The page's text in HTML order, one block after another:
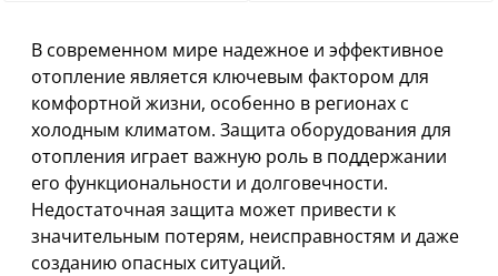
В современном мире надежное и эффективное
отопление является ключевым фактором для
комфортной жизни, особенно в регионах с
холодным климатом. Защита оборудования для
отопления играет важную роль в поддержании
его функциональности и долговечности.
Недостаточная защита может привести к
значительным потерям, неисправностям и даже
созданию опасных ситуаций.